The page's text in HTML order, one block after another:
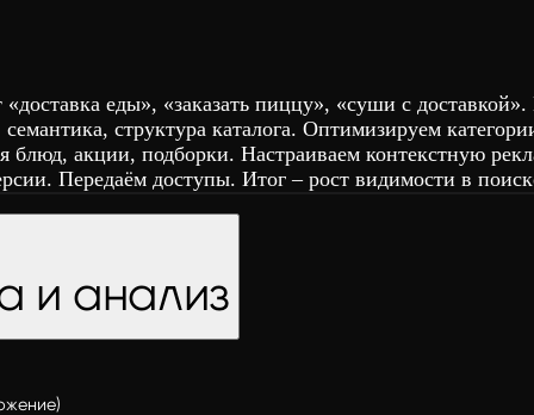
еды», «заказать пиццу», «суши с
структура каталога. Оптимизируем
блюд, акции, подборки. Настраиваем контекстную
Передаём доступы. Итог – рост видимости в
и анализ